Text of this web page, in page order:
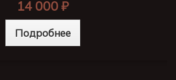
14 000 ₽
Подробнее